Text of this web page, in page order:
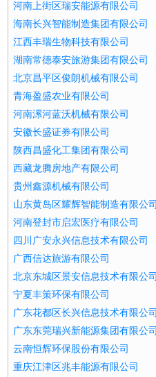
河南上街区瑞安能源有限公司
海南长兴智能制造集团有限公司
江西丰瑞生物科技有限公司
湖南常德泰安旅游集团有限公司
北京昌平区俊朗机械有限公司
青海盈盛农业有限公司
河南漯河蓝沃机械有限公司
安徽长盛证券有限公司
陕西昌盛化工集团有限公司
西藏龙腾房地产有限公司
贵州鑫源机械有限公司
山东黄岛区耀辉智能制造有限公司
河南登封市启宏医疗有限公司
四川广安永兴信息技术有限公司
广西信达旅游有限公司
北京东城区景安信息技术有限公司
宁夏丰策环保有限公司
广东花都区长兴信息技术有限公司
广东东莞瑞兴新能源集团有限公司
云南恒辉环保股份有限公司
重庆江津区兆丰能源有限公司